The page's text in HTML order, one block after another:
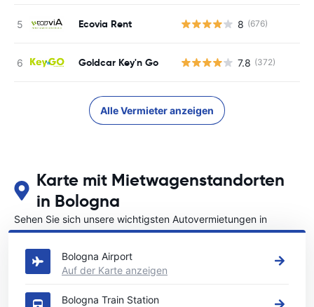
Ecovia Rent 8 (676)
Goldcar Key'n Go 7.8 (372)
Alle Vermieter anzeigen
Karte mit Mietwagenstandorten
in Bologna
Sehen Sie sich unsere wichtigsten Autovermietungen in
Bologna an
Bologna Airport
Auf der Karte anzeigen
Bologna Train Station